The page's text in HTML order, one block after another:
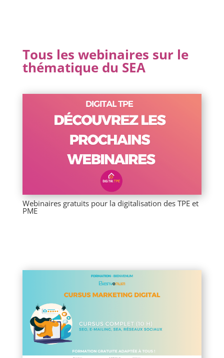
Tous les webinaires sur le
thématique du SEA
Webinaires gratuits pour la digitalisation des TPE et
PME